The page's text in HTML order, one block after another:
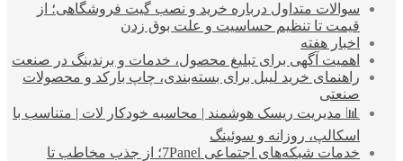
سوالات متداول درباره خرید و نصب گیت فروشگاهی؛ از
قیمت تا تنظیم حساسیت و علت بوق زدن
اخبار هفته
اهمیت آگهی برای تبلیغ محصول، خدمات و برندینگ در صنعت
راهنمای خرید لیبل برای بسته‌بندی، چاپ بارکد و محصولات
صنعتی
📊 مدیریت ریسک هوشمند | محاسبه خودکار لات | متناسب با
اسکالپ، روزانه و سوئینگ
خدمات شبکه‌های اجتماعی 7Panel؛ از جذب مخاطب تا